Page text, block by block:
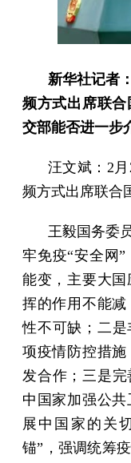
新华社记者
频方式出席联
交部能否进一步
汪文斌：2
频方式出席联合
王毅国务委
牢免疫“安全网
能变，主要大
挥的作用不能
性不可缺；二是
项疫情防控措
发合作；三是完
中国家加强公
展中国家的关
锚”，强调统筹